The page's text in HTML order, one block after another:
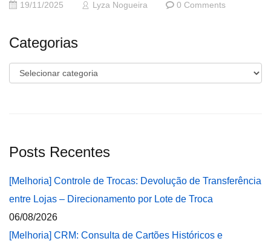
19/11/2025 Lyza Nogueira 0 Comments
Categorias
Categorias
Posts Recentes
[Melhoria] Controle de Trocas: Devolução de Transferência
entre Lojas – Direcionamento por Lote de Troca
06/08/2026
[Melhoria] CRM: Consulta de Cartões Históricos e